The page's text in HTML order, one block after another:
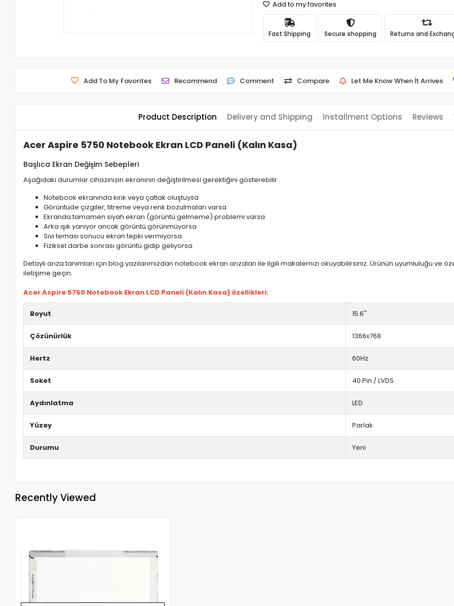
Add to my favorites
Fast Shipping Secure shopping Returns and
Add To My Favorites Recommend Comment Compare Let Me Know When İt Arrives
Product Description Delivery and Shipping Installment Options Reviews
Acer Aspire 5750 Notebook Ekran LCD Paneli (Kalın Kasa)
Başlıca Ekran Değişim Sebepleri
Aşağıdaki durumlar cihazınızın ekranının değiştirilmesi gerektiğini gösterebilir:
Notebook ekranında kırık veya çatlak oluştuysa
Görüntüde çizgiler, titreme veya renk bozulmaları varsa
Ekranda tamamen siyah ekran (görüntü gelmeme) problemi varsa
Arka ışık yanıyor ancak görüntü görünmüyorsa
Sıvı teması sonucu ekran tepki vermiyorsa
Fiziksel darbe sonrası görüntü gidip geliyorsa
Detaylı arıza tanımları için blog yazılarımızdan notebook ekran arızaları ile ilgili makalemizi okuyabilirsiniz. Ürünün uyumluluğu
iletişime geçin.
Acer Aspire 5750 Notebook Ekran LCD Paneli (Kalın Kasa) özellikleri:
Boyut 15.6''
Çözünürlük 1366x768
Hertz 60Hz
Soket 40 Pin / LVDS
Aydınlatma LED
Yüzey Parlak
Durumu Yeni
Recently Viewed